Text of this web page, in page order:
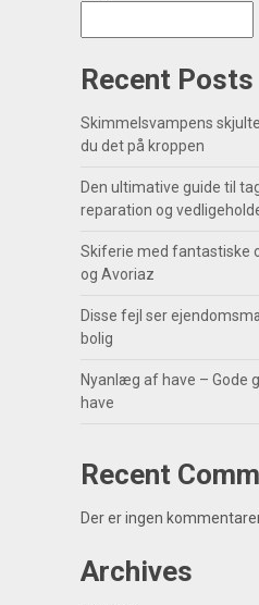
Recent Posts
Skimmelsvampens
du det på kroppen
Den ultimative guide til
reparation og
Skiferie med fantastiske
og Avoriaz
Disse fejl ser
bolig
Nyanlæg af have – Gode
have
Recent
Der er ingen
Archives